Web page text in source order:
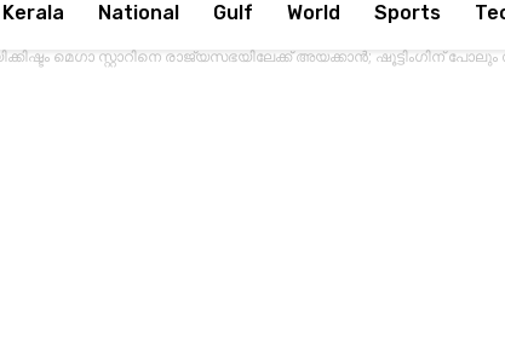
Kerala National Gulf World Sports
മെഗാ സ്റ്റാറിനെ രാജ്യസഭയിലേക്ക് അയക്കാന്‍; ഷൂട്ടിംഗിന്